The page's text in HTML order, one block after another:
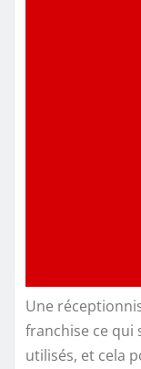
Une
franchise ce qui
utilisés, et cela